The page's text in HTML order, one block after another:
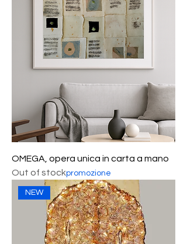
OMEGA, opera unica in carta a mano
Out of stockpromozione
NEW